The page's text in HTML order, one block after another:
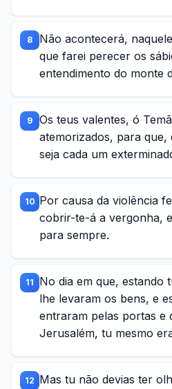
8
Não acontecerá,
que farei perecer os
entendimento do monte
9
Os teus valentes, ó
atemorizados, para que,
seja cada um
10 Por causa da violência
cobrir-te-á a vergonha,
para sempre.
11
No dia em que, estando
lhe levaram os bens, e
entraram pelas portas e
Jerusalém, tu mesmo
12 Mas tu não devias ter